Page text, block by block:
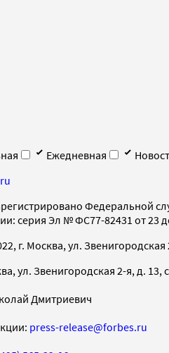
Ежедневная
Федеральной
серия Эл № ФС77-82431 от 23
г. Москва, ул. Звенигородская
ул. Звенигородская 2-я, д. 13,
Дмитриевич
press-release@forbes.ru